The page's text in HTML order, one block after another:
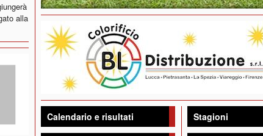
alla
Calendario e risultati Stagioni